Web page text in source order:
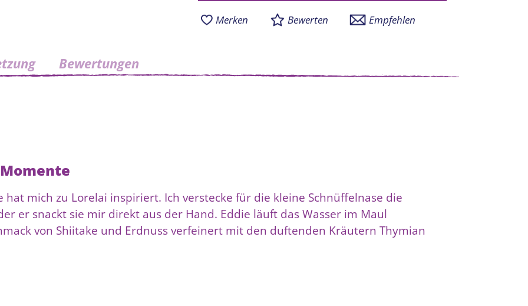
Merken Bewerten Empfehlen
Bewertungen
mich zu Lorelai inspiriert. Ich verstecke für die kleine Schnüffelnase die
er snackt sie mir direkt aus der Hand. Eddie läuft das Wasser im Maul
von Shiitake und Erdnuss verfeinert mit den duftenden Kräutern Thymian